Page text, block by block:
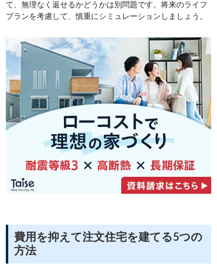
て、無理なく返せるかどうかは別問題です。将来のライフ
プランを考慮して、慎重にシミュレーションしましょう。
費用を抑えて注文住宅を建てる5つの
方法